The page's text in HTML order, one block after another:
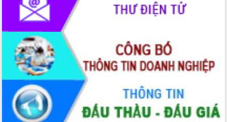
Hòn Yến phát triển du lịch gắn với bảo
tồn biển
Lấy ý kiến điều chỉnh Quy hoạch tỉnh
Đắk Lắk thời kỳ 2021-2030, tầm nhìn
đến năm 2050
Phát động chiến dịch 30 ngày đêm
giải phóng mặt bằng Tuyến đường bộ
ven biển
Đắk Lắk nỗ lực thúc đẩy tăng trưởng
kinh tế từ 10% trở lên trong Quý
II/2026